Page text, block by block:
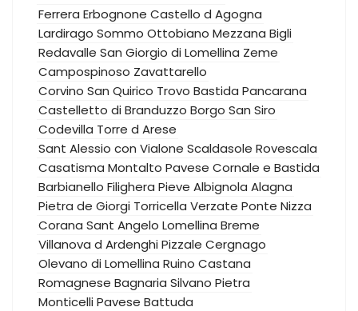
Ferrera Erbognone Castello d Agogna
Lardirago Sommo Ottobiano Mezzana Bigli
Redavalle San Giorgio di Lomellina Zeme
Campospinoso Zavattarello
Corvino San Quirico Trovo Bastida Pancarana
Castelletto di Branduzzo Borgo San Siro
Codevilla Torre d Arese
Sant Alessio con Vialone Scaldasole Rovescala
Casatisma Montalto Pavese Cornale e Bastida
Barbianello Filighera Pieve Albignola Alagna
Pietra de Giorgi Torricella Verzate Ponte Nizza
Corana Sant Angelo Lomellina Breme
Villanova d ArdenghiPizzale Cergnago
Olevano di Lomellina Ruino Castana
Romagnese Bagnaria Silvano Pietra
Monticelli Pavese Battuda